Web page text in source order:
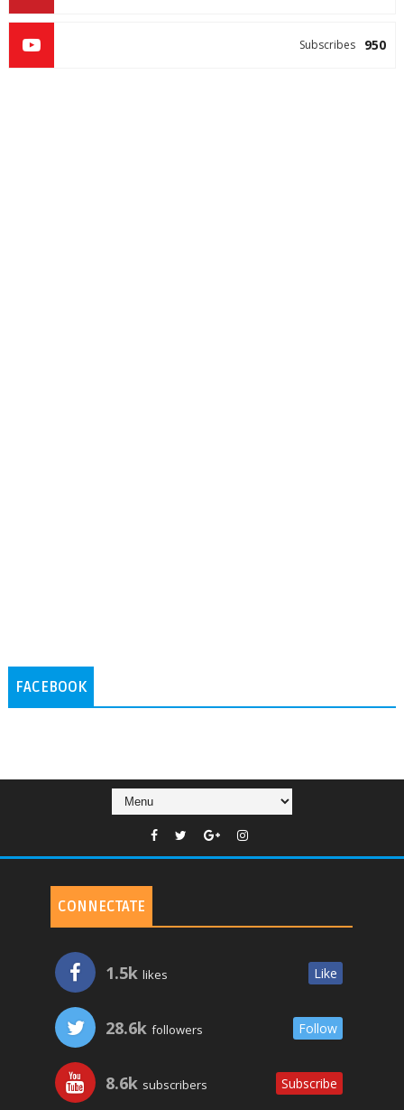
950
Subscribes
FACEBOOK
CONNECTATE
1.5k likes Like
28.6k followers Follow
8.6k subscribers Subscribe